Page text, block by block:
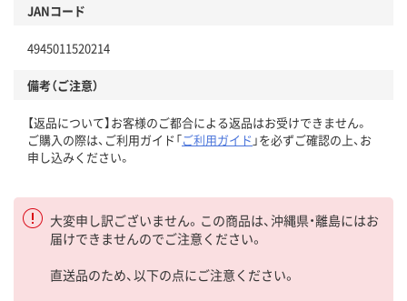
JANコード
4945011520214
備考（ご注意）
【返品について】お客様のご都合による返品はお受けできません。
ご購入の際は、ご利用ガイド「ご利用ガイド 」を必ずご確認の上、お
申し込みください。
大変申し訳ございません。この商品は、沖縄県・離島にはお
届けできませんのでご注意ください。
直送品のため、以下の点にご注意ください。